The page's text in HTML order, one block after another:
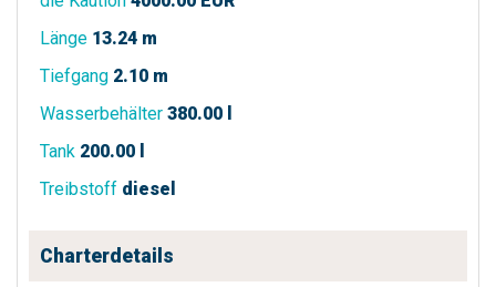
Länge 13.24 m
Tiefgang 2.10 m
Wasserbehälter 380.00 l
Tank 200.00 l
Treibstoff diesel
Charterdetails